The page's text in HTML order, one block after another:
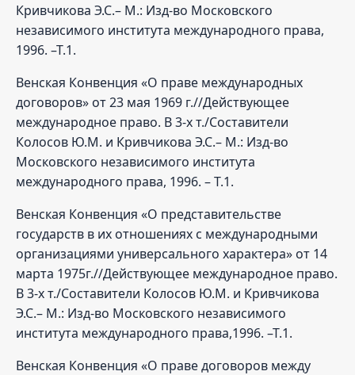
Кривчикова Э.С.– М.: Изд-во Московского
независимого института международного права,
1996. –Т.1.
Венская Конвенция «О праве международных
договоров» от 23 мая 1969 г.//Действующее
международное право. В 3-х т./Составители
Колосов Ю.М. и Кривчикова Э.С.– М.: Изд-во
Московского независимого института
международного права, 1996. – Т.1.
Венская Конвенция «О представительстве
государств в их отношениях с международными
организациями универсального характера» от 14
марта 1975г.//Действующее международное право.
В 3-х т./Составители Колосов Ю.М. и Кривчикова
Э.С.– М.: Изд-во Московского независимого
института международного права,1996. –Т.1.
Венская Конвенция «О праве договоров между